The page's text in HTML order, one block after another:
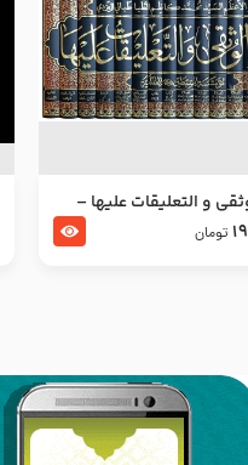
و التعليقات عليها –
تومان